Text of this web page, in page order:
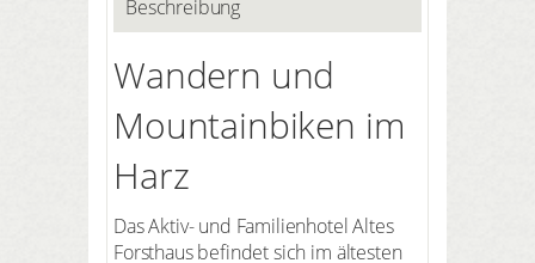
Beschreibung
Wandern und
Mountainbiken im
Harz
Das Aktiv- und Familienhotel Altes
Forsthaus befindet sich im ältesten